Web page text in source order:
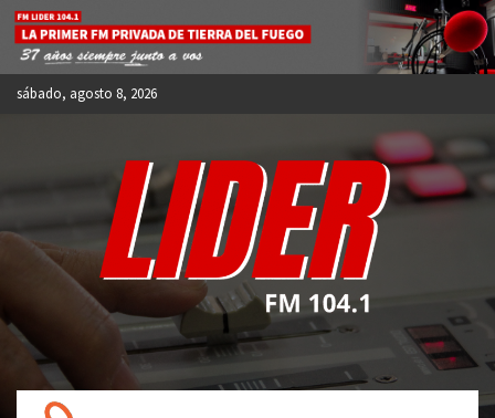
Skip
content
sábado, agosto 8, 2026
FM LIDER 104.1